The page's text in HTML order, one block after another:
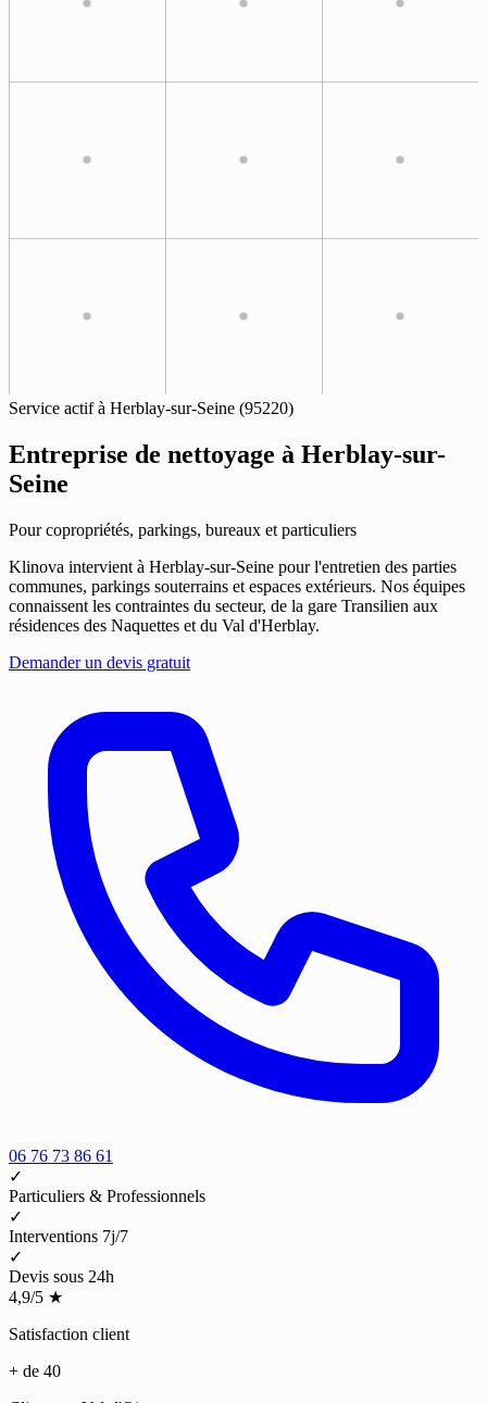
Service actif à Herblay-sur-Seine (95220)
Entreprise de nettoyage à Herblay-sur-
Seine
Pour copropriétés, parkings, bureaux et particuliers
Klinova intervient à Herblay-sur-Seine pour l'entretien des parties
communes, parkings souterrains et espaces extérieurs. Nos équipes
connaissent les contraintes du secteur, de la gare Transilien aux
résidences des Naquettes et du Val d'Herblay.
Demander un devis gratuit
06 76 73 86 61
✓
Particuliers & Professionnels
✓
Interventions 7j/7
✓
Devis sous 24h
4,9/5 ★
Satisfaction client
+ de 40